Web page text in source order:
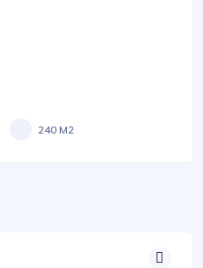
240 M2